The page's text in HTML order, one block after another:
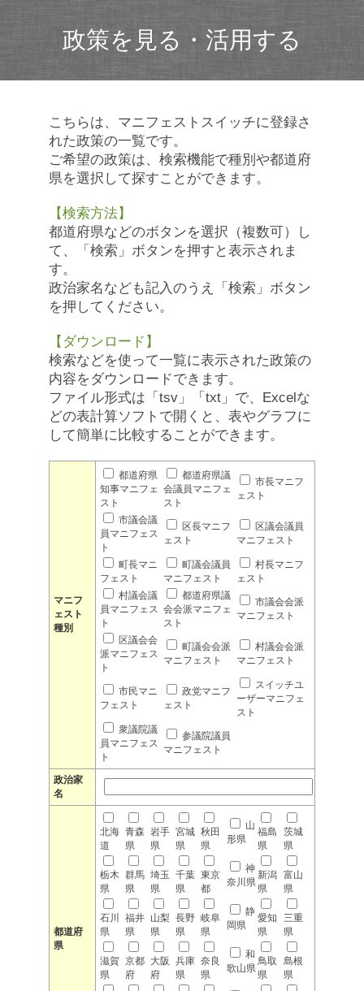
政策を見る・活用する
こちらは、マニフェストスイッチに登録さ
れた政策の一覧です。
ご希望の政策は、検索機能で種別や都道府
県を選択して探すことができます。
【検索方法】
都道府県などのボタンを選択（複数可）し
て、「検索」ボタンを押すと表示されま
す。
政治家名なども記入のうえ「検索」ボタン
を押してください。
【ダウンロード】
検索などを使って一覧に表示された政策の
内容をダウンロードできます。
ファイル形式は「tsv」「txt」で、Excelな
どの表計算ソフトで開くと、表やグラフに
して簡単に比較することができます。
マニフ
ェスト
種別
都道府県
知事マニフェ
スト
都道府県議
会議員マニフェ
スト
市長マニフ
ェスト
市議会議
員マニフェス
ト
区長マニフ
ェスト
区議会議員
マニフェスト
町長マニ
フェスト
町議会議員
マニフェスト
村長マニフ
ェスト
村議会議
員マニフェス
ト
都道府県議
会会派マニフェ
スト
市議会会派
マニフェスト
区議会会
派マニフェス
ト
町議会会派
マニフェスト
村議会会派
マニフェスト
市民マニ
フェスト
政党マニフ
ェスト
スイッチユ
ーザーマニフェ
スト
衆議院議
員マニフェス
ト
参議院議員
マニフェスト
政治家
名
都道府
県
北海
道
青森
県
岩手
県
宮城
県
秋田
県
山
形県
福島
県
茨城
県
栃木
県
群馬
県
埼玉
県
千葉
県
東京
都
神
奈川県
新潟
県
富山
県
石川
県
福井
県
山梨
県
長野
県
岐阜
県
静
岡県
愛知
県
三重
県
滋賀
県
京都
府
大阪
府
兵庫
県
奈良
県
和
歌山県
鳥取
県
島根
県